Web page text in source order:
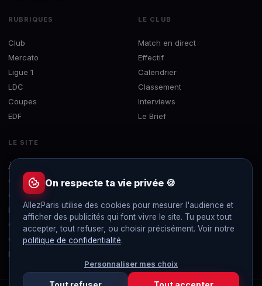
RUBRIQUES
Club
Mercato
Ligue 1
LDC
Coupes
EDF
LE CLUB
Match en direct
Effectif
Calendrier
Classement
Interviews
Le Brief
LE SITE
À propos
Concours
Contact
Mentions légales
Confidentialité
Gérer les cookies
Flux RSS
On respecte ta vie privée 🍪
AllezParis utilise des cookies pour mesurer l'audience et
afficher des publicités qui font vivre le site. Tu peux tout
accepter, tout refuser, ou choisir précisément. Voir notre
politique de confidentialité.
Personnaliser mes choix